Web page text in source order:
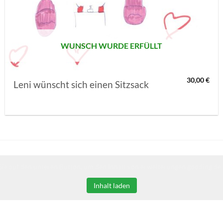
SETZEN
WUNSCH WURDE ERFÜLLT
Leni wünscht sich einen Sitzsack 30,00€
Inhalt laden